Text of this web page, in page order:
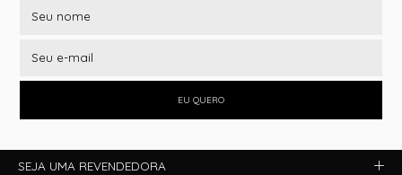
EU QUERO
SEJA UMA REVENDEDORA